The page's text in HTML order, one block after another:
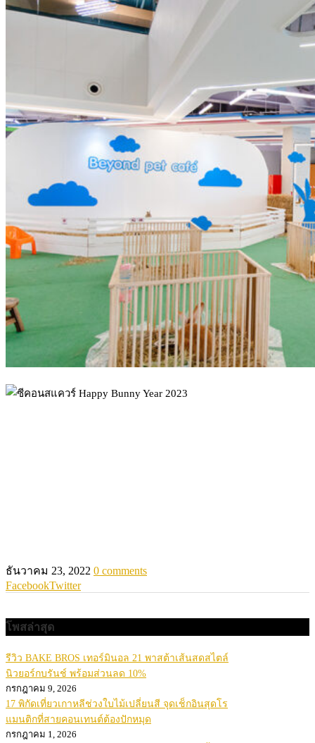
ธันวาคม 23, 2022 0 comments
FacebookTwitter
โพสล่าสุด
รีวิว BAKE BROS เทอร์มินอล 21 พาสต้าเส้นสดสไตล์
นิวยอร์กบรันช์ พร้อมส่วนลด 10%
กรกฎาคม 9, 2026
17 พิกัดเที่ยวเกาหลีช่วงใบไม้เปลี่ยนสี จุดเช็กอินสุดโร
แมนติกที่สายคอนเทนต์ต้องปักหมุด
กรกฎาคม 1, 2026